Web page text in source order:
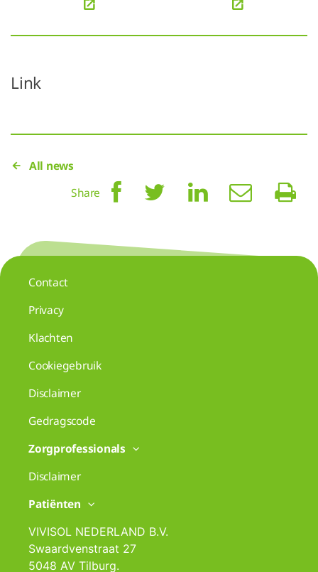
Link
All news
Share
Contact
Privacy
Klachten
Cookiegebruik
Disclaimer
Gedragscode
Zorgprofessionals
Disclaimer
Patiënten
VIVISOL NEDERLAND B.V.
Swaardvenstraat 27
5048 AV Tilburg.